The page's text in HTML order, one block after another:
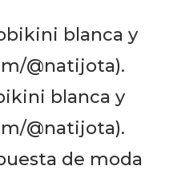
blanca y
@natijota).
de moda